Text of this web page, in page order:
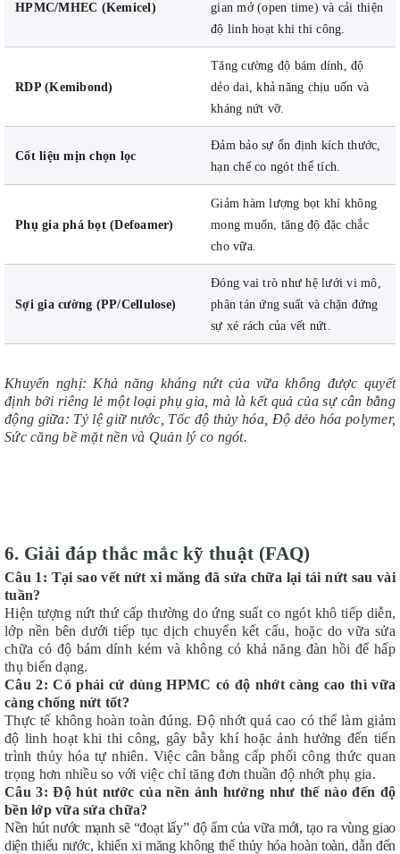
HPMC/MHEC (Kemicel)
gian mở (open time) và cải thiện
độ linh hoạt khi thi công.
RDP (Kemibond)
Tăng cường độ bám dính, độ
dẻo dai, khả năng chịu uốn và
kháng nứt vỡ.
Cốt liệu mịn chọn lọc
Đảm bảo sự ổn định kích thước,
hạn chế co ngót thể tích.
Phụ gia phá bọt (Defoamer)
Giảm hàm lượng bọt khí không
mong muốn, tăng độ đặc chắc
cho vữa.
Sợi gia cường (PP/Cellulose)
Đóng vai trò như hệ lưới vi mô,
phân tán ứng suất và chặn đứng
sự xé rách của vết nứt.
Khuyến nghị: Khả năng kháng nứt của vữa không được quyết
định bởi riêng lẻ một loại phụ gia, mà là kết quả của sự cân bằng
động giữa: Tỷ lệ giữ nước, Tốc độ thủy hóa, Độ dẻo hóa polymer,
Sức căng bề mặt nền và Quản lý co ngót.
6. Giải đáp thắc mắc kỹ thuật (FAQ)
Câu 1: Tại sao vết nứt xi măng đã sửa chữa lại tái nứt sau vài
tuần?
Hiện tượng nứt thứ cấp thường do ứng suất co ngót khô tiếp diễn,
lớp nền bên dưới tiếp tục dịch chuyển kết cấu, hoặc do vữa sửa
chữa có độ bám dính kém và không có khả năng đàn hồi để hấp
thụ biến dạng.
Câu 2: Có phải cứ dùng HPMC có độ nhớt càng cao thì vữa
càng chống nứt tốt?
Thực tế không hoàn toàn đúng. Độ nhớt quá cao có thể làm giảm
độ linh hoạt khi thi công, gây bẫy khí hoặc ảnh hưởng đến tiến
trình thủy hóa tự nhiên. Việc cân bằng cấp phối công thức quan
trọng hơn nhiều so với việc chỉ tăng đơn thuần độ nhớt phụ gia.
Câu 3: Độ hút nước của nền ảnh hưởng như thế nào đến độ
bền lớp vữa sửa chữa?
Nền hút nước mạnh sẽ “đoạt lấy” độ ẩm của vữa mới, tạo ra vùng giao
diện thiếu nước, khiến xi măng không thể thủy hóa hoàn toàn, dẫn đến